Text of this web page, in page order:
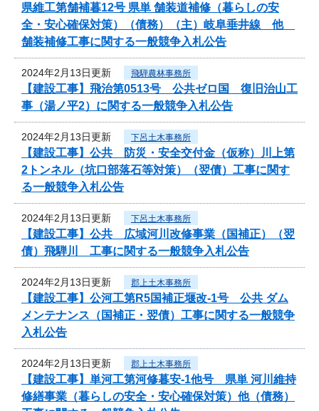
県維工第舗補暮12号 県単 舗装道補修（暮らしの安
全・安心確保対策）（債務）（主）岐阜垂井線 他
舗装補修工事に関する一般競争入札公告
2024年2月13日更新 飛騨農林事務所
【建設工事】飛治第0513号 公共ゼロ国 復旧治山工
事（湯ノ平2）に関する一般競争入札公告
2024年2月13日更新 下呂土木事務所
【建設工事】公共 防災・安全交付金（仮称）川上第
2トンネル（坑口部落石等対策）（翌債）工事に関す
る一般競争入札公告
2024年2月13日更新 下呂土木事務所
【建設工事】公共 広域河川改修事業（国補正）（翌
債）飛騨川 工事に関する一般競争入札公告
2024年2月13日更新 郡上土木事務所
【建設工事】公河工第R5国補正堰改-1号 公共 ダム
メンテナンス（国補正・翌債）工事に関する一般競争
入札公告
2024年2月13日更新 郡上土木事務所
【建設工事】単河工第河修暮安-1他号 県単 河川維持
修繕事業（暮らしの安全・安心確保対策）他（債務）